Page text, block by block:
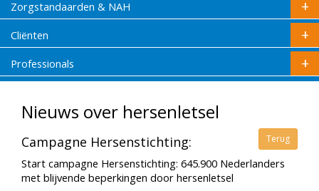
Zorgstandaarden & NAH
Cliënten
Professionals
Nieuws over hersenletsel
Terug
Campagne Hersenstichting:
Start campagne Hersenstichting: 645.900 Nederlanders
met blijvende beperkingen door hersenletsel